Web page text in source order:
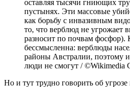
оставляя тысячи гниющих
пустынях. Эти массовые
как борьбу с инвазивным
то, что верблюд не угрожает
разносит по почвам фосфор).
бессмысленна: верблюды
районы Австралии, поэтому
люди не смогут / ©Wikimedia
Но и тут трудно говорить об